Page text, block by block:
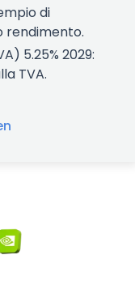
di
rendimento.
5.25% 2029:
TVA.